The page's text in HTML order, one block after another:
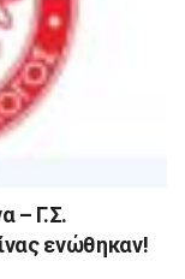
– Γ.Σ.
ενώθηκαν!